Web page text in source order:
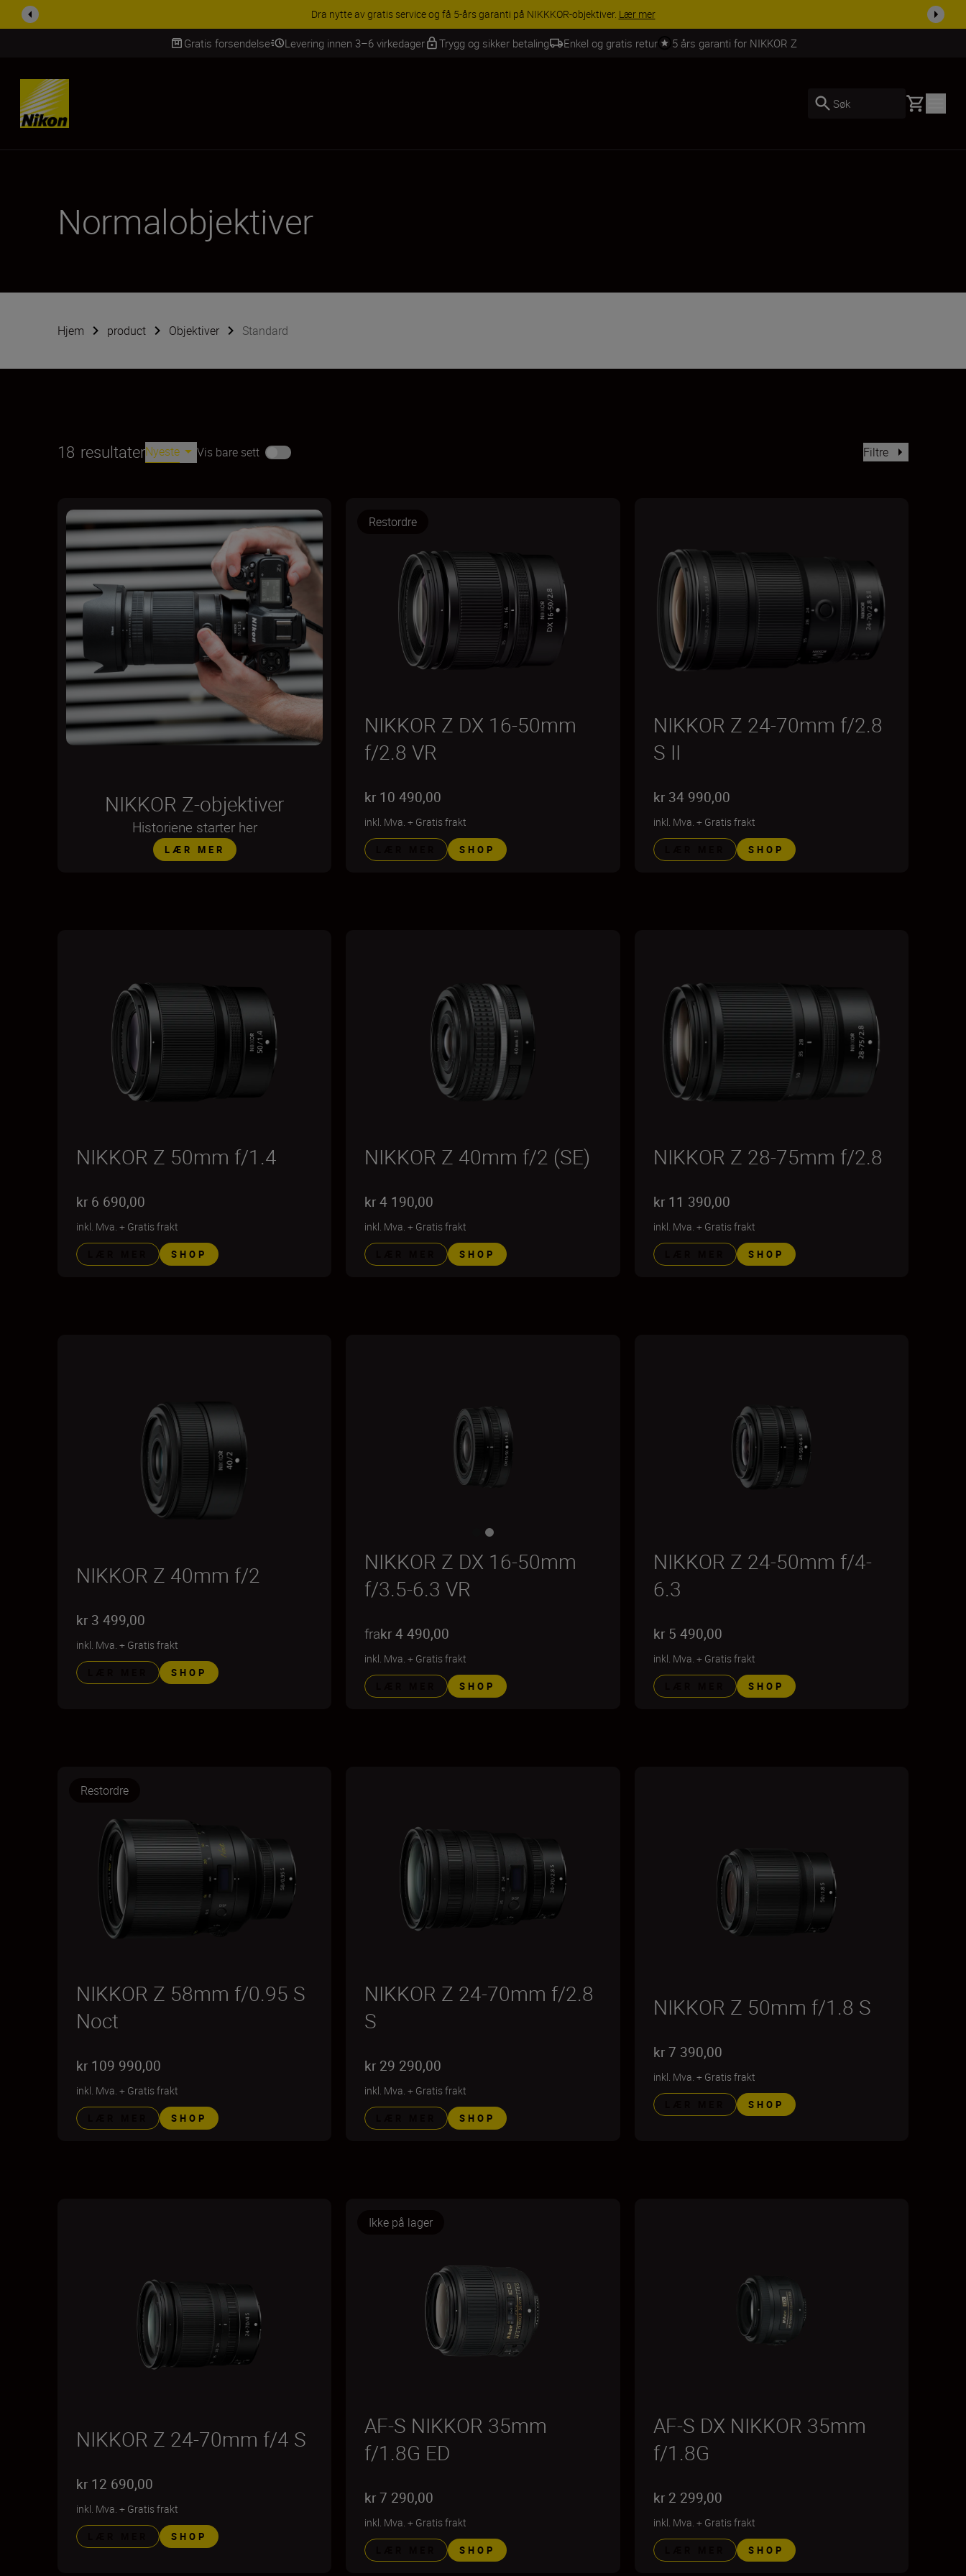
ACCESSORY SAVINGS | Få 15 % rabatt på utvalgt tilbehør, gjør fotoutstyret komplett i dag.
Gratis forsendelse Levering innen 3–6 virkedager Trygg og sikker betaling Enkel og gratis retur 5 års garanti for NIKKOR Z
Skip Content
Søk Basket
Normalobjektiver
Hjem product Objektiver Standard
18 resultaterNyeste Vis bare sett Filtre
NIKKOR Z-objektiver
Historiene starter her
LÆR MER
Restordre
NIKKOR Z DX 16-50mm
f/2.8 VR
kr 10 490,00
inkl. Mva. + Gratis frakt
SHOP
NIKKOR Z 24-70mm f/2.8
S II
kr 34 990,00
inkl. Mva. + Gratis frakt
SHOP
NIKKOR Z 50mm f/1.4
kr 6 690,00
inkl. Mva. + Gratis frakt
SHOP
NIKKOR Z 40mm f/2 (SE)
kr 4 190,00
inkl. Mva. + Gratis frakt
SHOP
NIKKOR Z 28-75mm f/2.8
kr 11 390,00
inkl. Mva. + Gratis frakt
SHOP
NIKKOR Z 40mm f/2
kr 3 499,00
inkl. Mva. + Gratis frakt
SHOP
NIKKOR Z DX 16-50mm
f/3.5-6.3 VR
frakr 4 490,00
inkl. Mva. + Gratis frakt
SHOP
NIKKOR Z 24-50mm f/4-
6.3
kr 5 490,00
inkl. Mva. + Gratis frakt
SHOP
Restordre
NIKKOR Z 58mm f/0.95 S
Noct
kr 109 990,00
inkl. Mva. + Gratis frakt
SHOP
NIKKOR Z 24-70mm f/2.8
S
kr 29 290,00
inkl. Mva. + Gratis frakt
SHOP
NIKKOR Z 50mm f/1.8 S
kr 7 390,00
inkl. Mva. + Gratis frakt
SHOP
NIKKOR Z 24-70mm f/4 S
kr 12 690,00
inkl. Mva. + Gratis frakt
SHOP
Ikke på lager
AF-S NIKKOR 35mm
f/1.8G ED
kr 7 290,00
inkl. Mva. + Gratis frakt
SHOP
AF-S DX NIKKOR 35mm
f/1.8G
kr 2 299,00
inkl. Mva. + Gratis frakt
SHOP